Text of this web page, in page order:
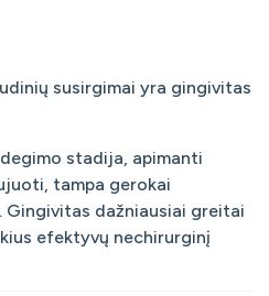
susirgimai yra gingivitas
stadija, apimanti
tampa gerokai
Gingivitas dažniausiai greitai
efektyvų nechirurginį